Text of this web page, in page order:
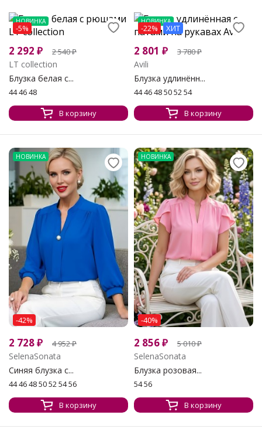
НОВИНКА
-5%
2 292 ₽ 2 540₽
LT collection
Блузка белая с...
44 46 48
В корзину
НОВИНКА
-22% ХИТ
2 801 ₽ 3 780₽
Avili
Блузка удлинённ...
44 46 48 50 52 54
В корзину
НОВИНКА
-42%
2 728₽ 4 952₽
SelenaSonata
Синяя блузка с...
44 46 48 50 52 54 56
В корзину
НОВИНКА
-40%
2 856₽ 5 010₽
SelenaSonata
Блузка розовая...
54 56
В корзину